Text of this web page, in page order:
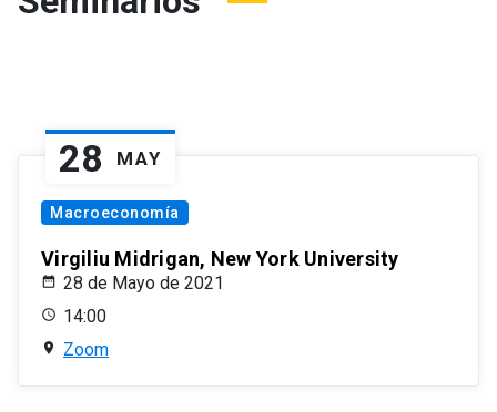
28 MAY
Macroeconomía
Virgiliu Midrigan, New York University
28 de Mayo de 2021
14:00
Zoom